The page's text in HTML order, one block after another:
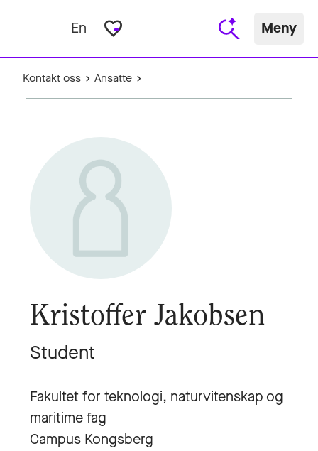
En favorite_border Meny
Kontakt oss Ansatte
Kristoffer Jakobsen
Student
Fakultet for teknologi, naturvitenskap og
maritime fag
Campus Kongsberg